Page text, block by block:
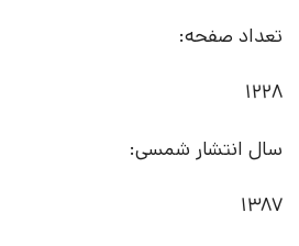
تعداد صفحه:
1228
سال انتشار شمسی:
1387